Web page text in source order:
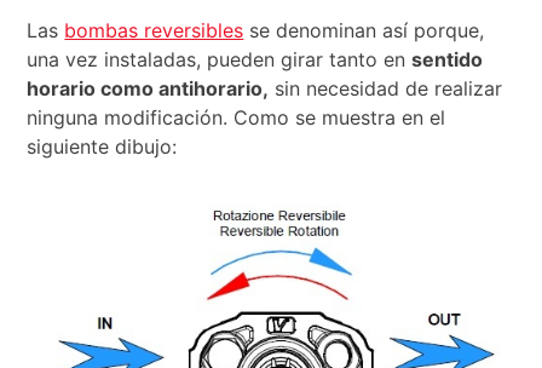
Las bombas reversibles se denominan así porque,
una vez instaladas, pueden girar tanto ensentido
horario como antihorario, sin necesidad de realizar
ninguna modificación. Como se muestra en el
siguiente dibujo: